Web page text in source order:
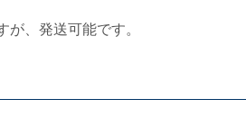
、発送可能です。